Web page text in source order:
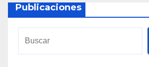
Publicaciones